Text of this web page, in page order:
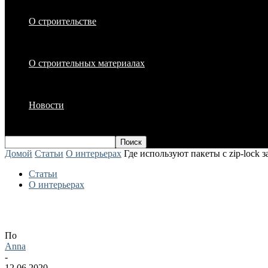
О строительстве
О строительных материалах
Новости
Домой Статьи О интерьерах Где используют пакеты с zip-lock
Статьи
О интерьерах
По
Anna
-